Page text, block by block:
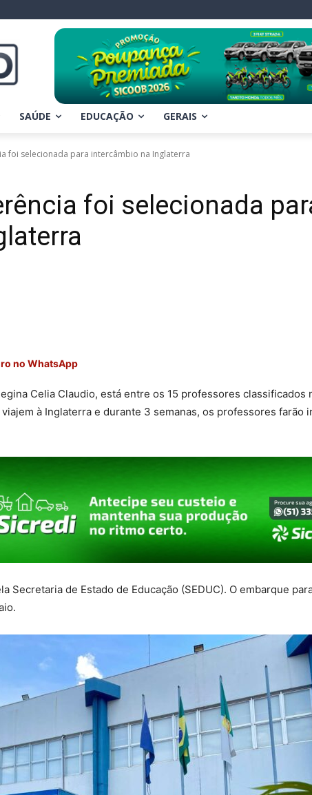
SAÚDE EDUCAÇÃO GERAIS
foi selecionada para intercâmbio na Inglaterra
foi selecionada
no WhatsApp
Celia Claudio, está entre os 15 professores classificados
viajem à Inglaterra e durante 3 semanas, os professores farão
Secretaria de Estado de Educação (SEDUC). O embarque